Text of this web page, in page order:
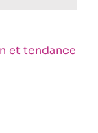
et tendance